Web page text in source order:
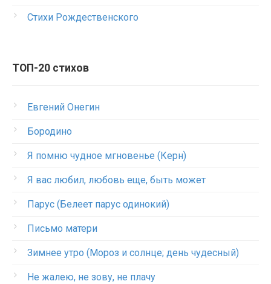
Стихи Рождественского
ТОП-20 стихов
Евгений Онегин
Бородино
Я помню чудное мгновенье (Керн)
Я вас любил, любовь еще, быть может
Парус (Белеет парус одинокий)
Письмо матери
Зимнее утро (Мороз и солнце; день чудесный)
Не жалею, не зову, не плачу